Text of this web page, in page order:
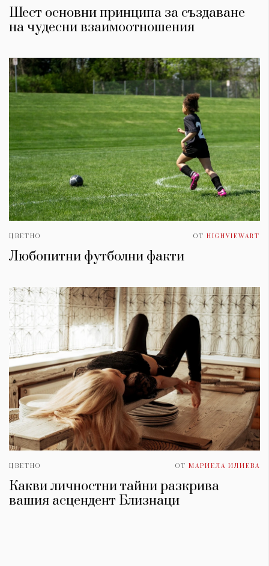
Шест основни принципа за създаване
на чудесни взаимоотношения
ЦВЕТНО ОТ HIGHVIEWART
Любопитни футболни факти
ЦВЕТНО ОТ МАРИЕЛА ИЛИЕВА
Какви личностни тайни разкрива
вашия асцендент Близнаци